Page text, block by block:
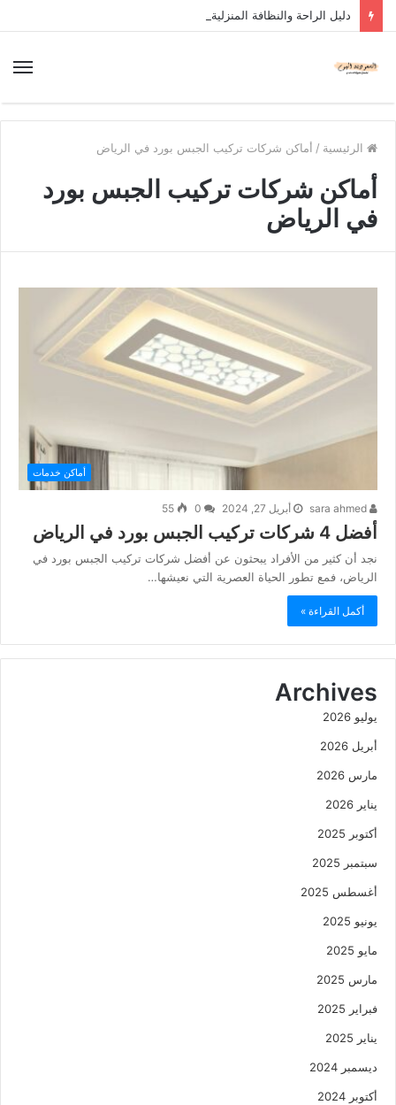
دليل الراحة والنظافة المنزلية
الرئيسية / أماكن شركات تركيب الجبس بورد في الرياض
أماكن شركات تركيب الجبس بورد
في الرياض
أماكن خدمات
أبريل 27, 2024 55
أفضل 4 شركات تركيب الجبس بورد في الرياض
نجد أن كثير من الأفراد يبحثون عن أفضل شركات تركيب الجبس بورد في
الرياض، فمع تطور الحياة العصرية التي نعيشها…
أكمل القراءة »
Archives
يوليو 2026
أبريل 2026
مارس 2026
يناير 2026
أكتوبر 2025
سبتمبر 2025
أغسطس 2025
يونيو 2025
مايو 2025
مارس 2025
فبراير 2025
يناير 2025
ديسمبر 2024
أكتوبر 2024